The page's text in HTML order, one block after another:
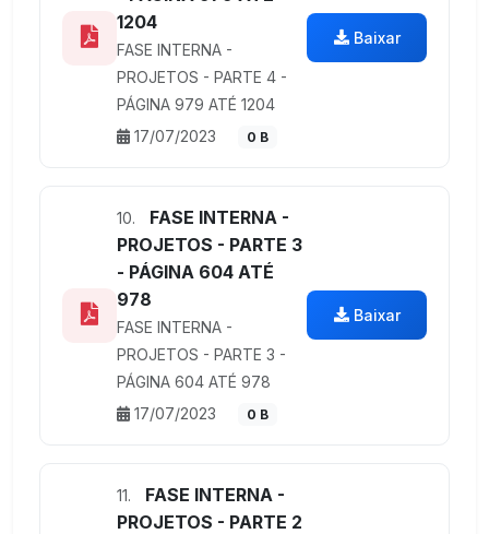
1204
FASE INTERNA -
PROJETOS - PARTE 4 -
PÁGINA 979 ATÉ 1204
17/07/2023
0 B
Baixar
10.
FASE INTERNA -
PROJETOS - PARTE 3
- PÁGINA 604 ATÉ
978
FASE INTERNA -
PROJETOS - PARTE 3 -
PÁGINA 604 ATÉ 978
17/07/2023
0 B
Baixar
11.
FASE INTERNA -
PROJETOS - PARTE 2